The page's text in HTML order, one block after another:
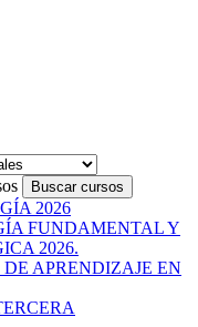
Buscar cursos
2026
FUNDAMENTAL Y
2026.
APRENDIZAJE EN